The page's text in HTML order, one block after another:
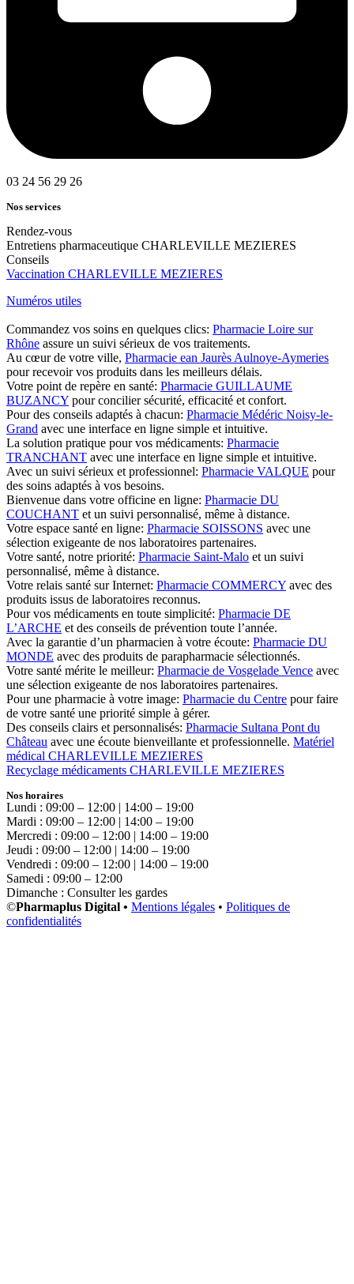
03 24 56 29 26
Nos services
Rendez-vous
Entretiens pharmaceutique CHARLEVILLE MEZIERES
Conseils
Vaccination CHARLEVILLE MEZIERES
Numéros utiles
Commandez vos soins en quelques clics: Pharmacie Loire sur
Rhône assure un suivi sérieux de vos traitements.
Au cœur de votre ville, Pharmacie ean Jaurès Aulnoye-Aymeries
pour recevoir vos produits dans les meilleurs délais.
Votre point de repère en santé: Pharmacie GUILLAUME
BUZANCY pour concilier sécurité, efficacité et confort.
Pour des conseils adaptés à chacun: Pharmacie Médéric Noisy-le-
Grand avec une interface en ligne simple et intuitive.
La solution pratique pour vos médicaments: Pharmacie
TRANCHANT avec une interface en ligne simple et intuitive.
Avec un suivi sérieux et professionnel: Pharmacie VALQUE pour
des soins adaptés à vos besoins.
Bienvenue dans votre officine en ligne: Pharmacie DU
COUCHANT et un suivi personnalisé, même à distance.
Votre espace santé en ligne: Pharmacie SOISSONS avec une
sélection exigeante de nos laboratoires partenaires.
Votre santé, notre priorité: Pharmacie Saint-Malo et un suivi
personnalisé, même à distance.
Votre relais santé sur Internet: Pharmacie COMMERCY avec des
produits issus de laboratoires reconnus.
Pour vos médicaments en toute simplicité: Pharmacie DE
L’ARCHE et des conseils de prévention toute l’année.
Avec la garantie d’un pharmacien à votre écoute: Pharmacie DU
MONDE avec des produits de parapharmacie sélectionnés.
Votre santé mérite le meilleur: Pharmacie de Vosgelade Vence avec
une sélection exigeante de nos laboratoires partenaires.
Pour une pharmacie à votre image: Pharmacie du Centre pour faire
de votre santé une priorité simple à gérer.
Des conseils clairs et personnalisés: Pharmacie Sultana Pont du
Château avec une écoute bienveillante et professionnelle. Matériel
médical CHARLEVILLE MEZIERES
Recyclage médicaments CHARLEVILLE MEZIERES
Nos horaires
Lundi : 09:00 – 12:00 | 14:00 – 19:00
Mardi : 09:00 – 12:00 | 14:00 – 19:00
Mercredi : 09:00 – 12:00 | 14:00 – 19:00
Jeudi : 09:00 – 12:00 | 14:00 – 19:00
Vendredi : 09:00 – 12:00 | 14:00 – 19:00
Samedi : 09:00 – 12:00
Dimanche : Consulter les gardes
©Pharmaplus Digital • Mentions légales • Politiques de
confidentialités